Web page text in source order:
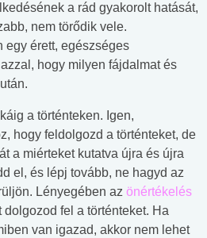
a rád gyakorolt hatását,
nem törődik vele.
egy érett, egészséges
hogy milyen fájdalmat és
a történteken. Igen,
hogy feldolgozd a történteket, de
a miérteket kutatva újra és újra
el, és lépj tovább, ne hagyd az
Lényegében az önértékelés
fel a történteket. Ha
van igazad, akkor nem lehet